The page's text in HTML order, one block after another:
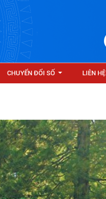
CHUYỂN ĐỔI SỐ LIÊN HỆ